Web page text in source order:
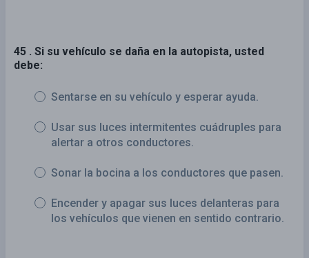
45 . Si su vehículo se daña en la autopista, usted
debe:
Sentarse en su vehículo y esperar ayuda.
Usar sus luces intermitentes cuádruples para
alertar a otros conductores.
Sonar la bocina a los conductores que pasen.
Encender y apagar sus luces delanteras para
los vehículos que vienen en sentido contrario.